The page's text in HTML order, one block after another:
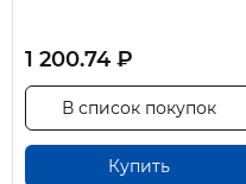
1 200.74 ₽
Купить
В список покупок